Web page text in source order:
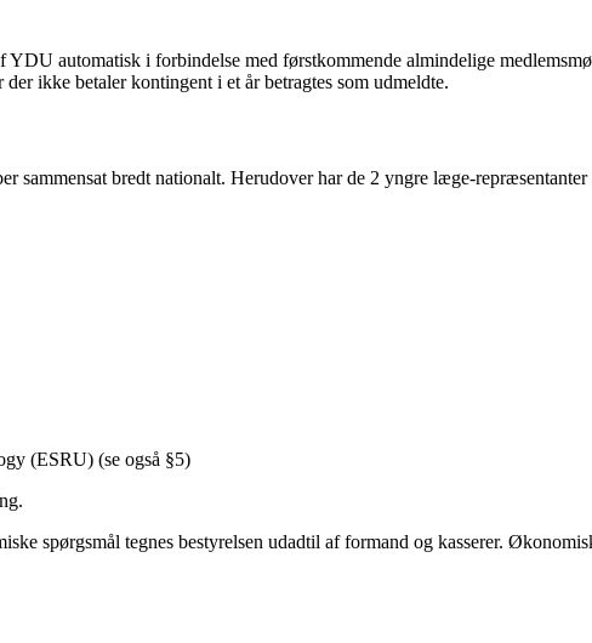
automatisk i forbindelse med førstkommende almindelige
ikke betaler kontingent i et år betragtes som udmeldte.
sammensat bredt nationalt. Herudover har de 2 yngre læge-
(ESRU) (se også §5)
spørgsmål tegnes bestyrelsen udadtil af formand og kasserer.